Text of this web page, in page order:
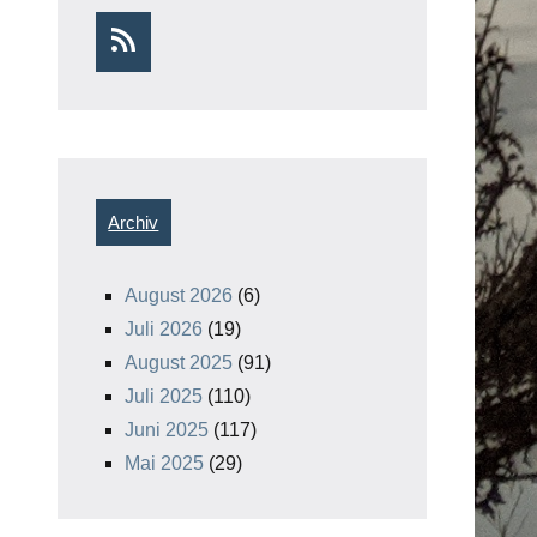
Archiv
August 2026 (6)
Juli 2026 (19)
August 2025 (91)
Juli 2025 (110)
Juni 2025 (117)
Mai 2025 (29)